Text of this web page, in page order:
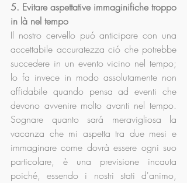
5. Evitare aspettative immaginifiche troppo
in là nel tempo
Il nostro cervello puó anticipare con una
accettabile accuratezza ció che potrebbe
succedere in un evento vicino nel tempo;
lo fa invece in modo assolutamente non
affidabile quando pensa ad eventi che
devono avvenire molto avanti nel tempo.
Sognare quanto sará meravigliosa la
vacanza che mi aspetta tra due mesi e
immaginare come dovrà essere ogni suo
particolare, è una previsione incauta
poiché, essendo i nostri stati d'animo,